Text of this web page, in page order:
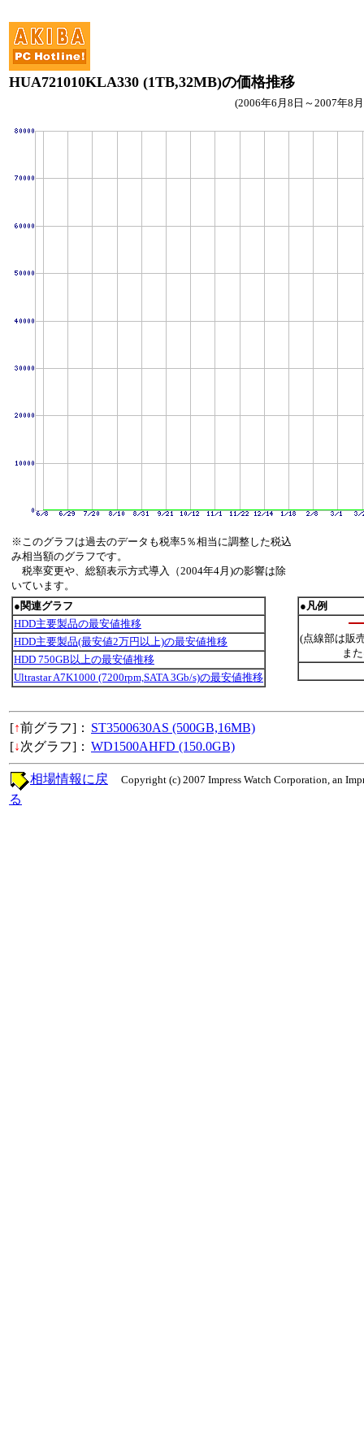
HUA721010KLA330 (1TB,32MB)の価格推移
(2006年6月8日～2007年8
※このグラフは過去のデータも税率5％相当に調整した税込
み相当額のグラフです。
税率変更や、総額表示方式導入（2004年4月)の影響は除
いています。
●関連グラフ
HDD主要製品の最安値推移
HDD主要製品(最安値2万円以上)の最安値推移
HDD 750GB以上の最安値推移
Ultrastar A7K1000 (7200rpm,SATA 3Gb/s)の最安値推移
●凡例
(点線部は販
ま
[↑前グラフ]： ST3500630AS (500GB,16MB)
[↓次グラフ]： WD1500AHFD (150.0GB)
Copyright (c) 2007 Impress Watch Corporation, an
相場情報に戻
る